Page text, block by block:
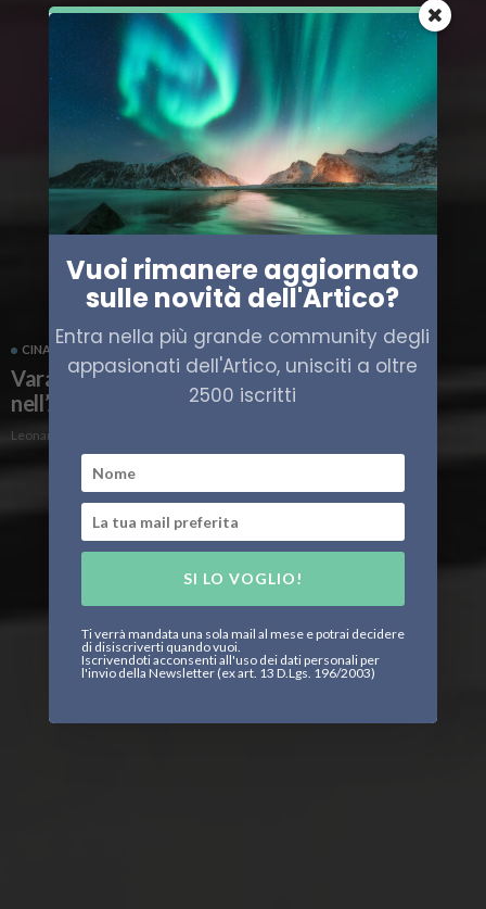
CINA
Varata la nuova unità cinese per la ricerca
nell’Artico
Leonardo Parigi
Vuoi rimanere aggiornato
sulle novità dell'Artico?
Entra nella più grande community degli
appasionati dell'Artico, unisciti a oltre
2500 iscritti
SI LO VOGLIO!
Ti verrà mandata una sola mail al mese e potrai decidere
di disiscriverti quando vuoi.
Iscrivendoti acconsenti all'uso dei dati personali per
l'invio della Newsletter (ex art. 13 D.Lgs. 196/2003)